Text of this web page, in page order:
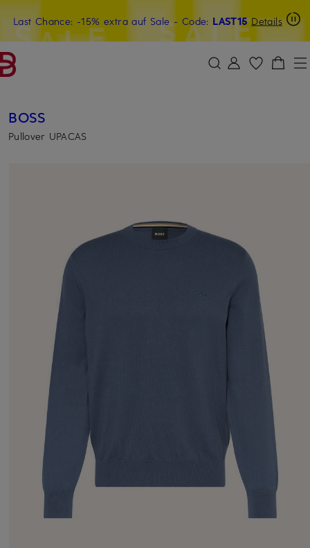
ZUM HAUPTINHALT ÜBERSPRINGEN ZUM SUCHFELD ÜBERSPRINGEN
Last Chance: -15% extra auf Sale- Code: LAST15 Details
20€-Willkommensgutschein mit Beyond sichern
BOSS
Pullover UPACAS